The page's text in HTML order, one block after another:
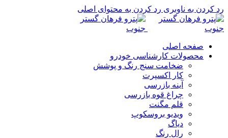
رد کردن به ناوبری رد کردن به محتوای اصلی
صفحه اصلی
محصولات کارشناسی خودرو
ضخامت سنج رنگ و پوشش
کار اکسپرت
آینه بازرسی
چراغ قوه بازرسی
قلم مگنت
ویدیو بروسکوپ
دیاگ
رال رنگ